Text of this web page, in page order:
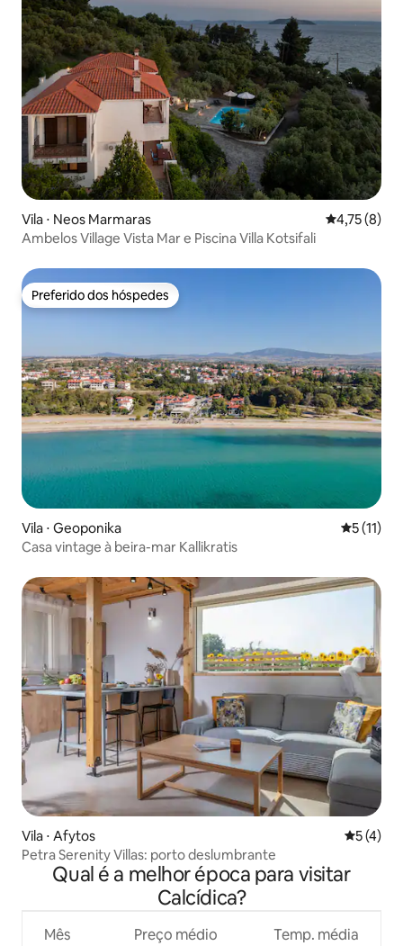
Vila ⋅ Neos Marmaras 4,75 de
4,75 (8)
Ambelos Village Vista Mar e Piscina Villa Kotsifali
Preferido dos hóspedes
Preferido dos hóspedes
Vila ⋅ Geoponika 5 de uma
5 (11)
Casa vintage à beira-mar Kallikratis
Vila ⋅ Afytos 5 de
5 (4)
Petra Serenity Villas: porto deslumbrante
Qual é a melhor época para visitar
Calcídica?
Mês Preço médio Temp. média